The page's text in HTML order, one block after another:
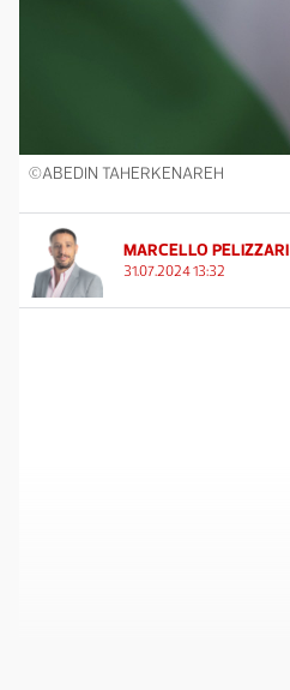
©ABEDIN TAHERKENAREH
MARCELLO PELIZZARI
31.07.2024 13:32